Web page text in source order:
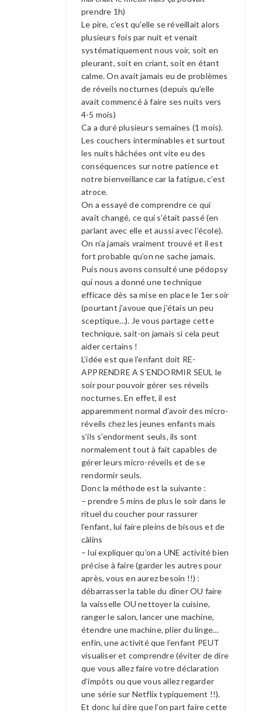
prendre 1h)
Le pire, c’est qu’elle se réveillait alors
plusieurs fois par nuit et venait
systématiquement nous voir, soit en
pleurant, soit en criant, soit en étant
calme. On avait jamais eu de problèmes
de réveils nocturnes (depuis qu’elle
avait commencé à faire ses nuits vers
4-5 mois)
Ca a duré plusieurs semaines (1 mois).
Les couchers interminables et surtout
les nuits hâchées ont vite eu des
conséquences sur notre patience et
notre bienveillance car la fatigue, c’est
atroce.
On a essayé de comprendre ce qui
avait changé, ce qui s’était passé (en
parlant avec elle et aussi avec l’école).
On n’a jamais vraiment trouvé et il est
fort probable qu’on ne sache jamais.
Puis nous avons consulté une pédopsy
qui nous a donné une technique
efficace dès sa mise en place le 1er soir
(pourtant j’avoue que j’étais un peu
sceptique…). Je vous partage cette
technique, sait-on jamais si cela peut
aider certains !
L’idée est que l’enfant doit RE-
APPRENDRE A S’ENDORMIR SEUL le
soir pour pouvoir gérer ses réveils
nocturnes. En effet, il est
apparemment normal d’avoir des micro-
réveils chez les jeunes enfants mais
s’ils s’endorment seuls, ils sont
normalement tout à fait capables de
gérer leurs micro-réveils et de se
rendormir seuls.
Donc la méthode est la suivante :
– prendre 5 mins de plus le soir dans le
rituel du coucher pour rassurer
l’enfant, lui faire pleins de bisous et de
câlins
– lui expliquer qu’on a UNE activité bien
précise à faire (garder les autres pour
après, vous en aurez besoin !!) :
débarrasser la table du dîner OU faire
la vaisselle OU nettoyer la cuisine,
ranger le salon, lancer une machine,
étendre une machine, plier du linge…
enfin, une activité que l’enfant PEUT
visualiser et comprendre (éviter de dire
que vous allez faire votre déclaration
d’impôts ou que vous allez regarder
une série sur Netflix typiquement !!).
Et donc lui dire que l’on part faire cette